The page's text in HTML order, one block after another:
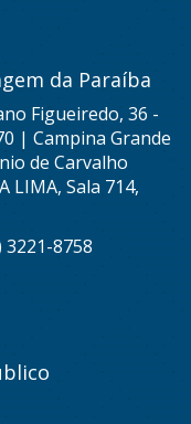
da Paraíba
Figueiredo, 36 -
| Campina Grande
de Carvalho
LIMA, Sala 714,
3221-8758